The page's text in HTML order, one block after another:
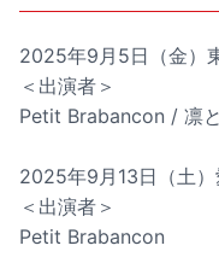
2025年9月5日（金）
＜出演者＞
Petit Brabancon / 凛
2025年9月13日（土
＜出演者＞
Petit Brabancon